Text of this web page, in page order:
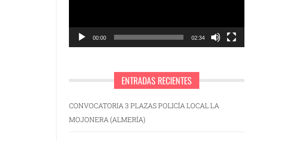
00:00 02:34
ENTRADAS RECIENTES
CONVOCATORIA 3 PLAZAS POLICÍA LOCAL LA
MOJONERA (ALMERÍA)